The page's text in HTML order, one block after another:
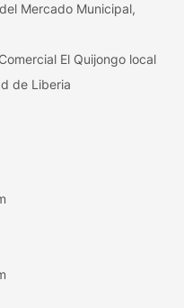
Mercado Municipal,
El Quijongo local
de Liberia